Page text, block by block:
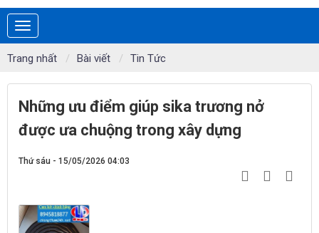
Trang nhất Bài viết Tin Tức
Những ưu điểm giúp sika trương nở
được ưa chuộng trong xây dựng
Thứ sáu - 15/05/2026 04:03